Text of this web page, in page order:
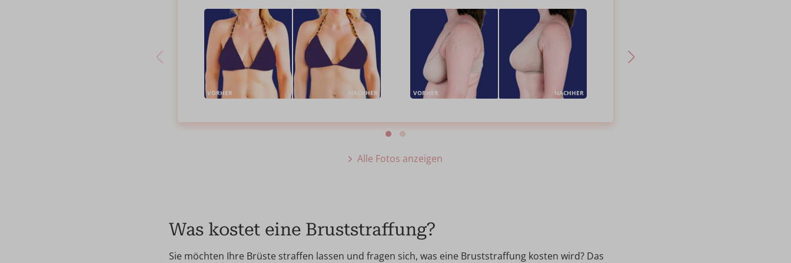
VORHER NACHHER VORHER NACHHER
Alle Fotos anzeigen
Was kostet eine Bruststraffung?
Sie möchten Ihre Brüste straffen lassen und fragen sich, was eine Bruststraffung kosten wird? Das